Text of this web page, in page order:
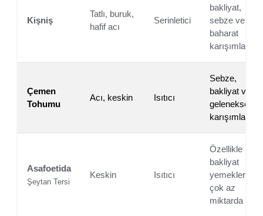
Kişniş
Tatlı, buruk,
hafif acı
Serinletici
bakliyat,
sebze ve
baharat
Çemen
Tohumu
Acı, keskin Isıtıcı
Sebze,
bakliyat ve
geleneksel
karışımlarda
Asafoetida
Şeytan Tersi
Keskin Isıtıcı
Özellikle
bakliyat
yemeklerinde
çok az
miktarda